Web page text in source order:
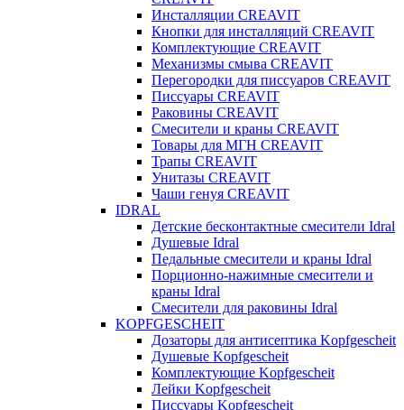
Инсталляции CREAVIT
Кнопки для инсталляций CREAVIT
Комплектующие CREAVIT
Механизмы смыва CREAVIT
Перегородки для писсуаров CREAVIT
Писсуары CREAVIT
Раковины CREAVIT
Смесители и краны CREAVIT
Товары для МГН CREAVIT
Трапы CREAVIT
Унитазы CREAVIT
Чаши генуя CREAVIT
IDRAL
Детские бесконтактные смесители Idral
Душевые Idral
Педальные смесители и краны Idral
Порционно-нажимные смесители и
краны Idral
Смеcители для раковины Idral
KOPFGESCHEIT
Дозаторы для антисептика Kopfgescheit
Душевые Kopfgescheit
Комплектующие Kopfgescheit
Лейки Kopfgescheit
Писсуары Kopfgescheit